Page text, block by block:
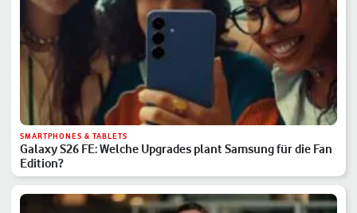
SMARTPHONES & TABLETS
Galaxy S26 FE: Welche Upgrades plant Samsung für die Fan
Edition?